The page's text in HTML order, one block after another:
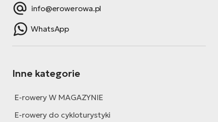
info@erowerowa.pl
WhatsApp
Inne kategorie
E-rowery W MAGAZYNIE
E-rowery do cykloturystyki